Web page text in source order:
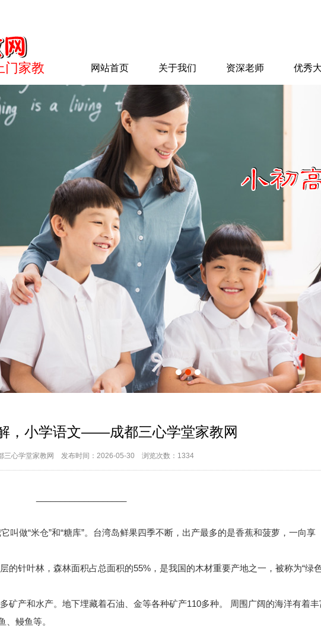
门家教 网站首页 关于我们 资深老师 优秀
，小学语文——成都三心学堂家教网
三心学堂家教网 发布时间： 2026-05-30 浏览次数： 1334
叫做“米仓”和“糖库”。台湾岛鲜果四季不断，出产最多的是香蕉和菠萝，一向享
的针叶林，森林面积占总面积的55%，是我国的木材重要产地之一，被称为“绿
矿产和水产。地下埋藏着石油、金等各种矿产110多种。 周围广阔的海洋有着丰
、鳗鱼等。